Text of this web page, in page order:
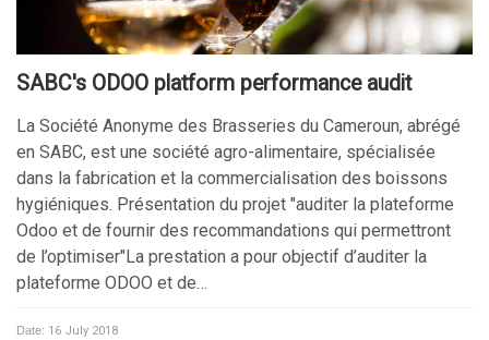
SABC's ODOO platform performance audit
La Société Anonyme des Brasseries du Cameroun, abrégé
en SABC, est une société agro-alimentaire, spécialisée
dans la fabrication et la commercialisation des boissons
hygiéniques. Présentation du projet "auditer la plateforme
Odoo et de fournir des recommandations qui permettront
de l’optimiser"La prestation a pour objectif d’auditer la
plateforme ODOO et de…
Date: 16 July 2018